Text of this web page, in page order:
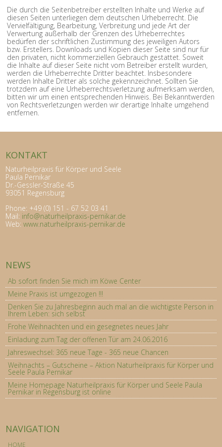
Die durch die Seitenbetreiber erstellten Inhalte und Werke auf
diesen Seiten unterliegen dem deutschen Urheberrecht. Die
Vervielfältigung, Bearbeitung, Verbreitung und jede Art der
Verwertung außerhalb der Grenzen des Urheberrechtes
bedürfen der schriftlichen Zustimmung des jeweiligen Autors
bzw. Erstellers. Downloads und Kopien dieser Seite sind nur für
den privaten, nicht kommerziellen Gebrauch gestattet. Soweit
die Inhalte auf dieser Seite nicht vom Betreiber erstellt wurden,
werden die Urheberrechte Dritter beachtet. Insbesondere
werden Inhalte Dritter als solche gekennzeichnet. Sollten Sie
trotzdem auf eine Urheberrechtsverletzung aufmerksam werden,
bitten wir um einen entsprechenden Hinweis. Bei Bekanntwerden
von Rechtsverletzungen werden wir derartige Inhalte umgehend
entfernen.
KONTAKT
Naturheilpraxis für Körper und Seele
Paula Pernikar
Dr.-Gessler-Straße 45
93051 Regensburg
Phone: +49 (0) 151 - 67 52 03 41
Mail: info@naturheilpraxis-pernikar.de
Web:www.naturheilpraxis-pernikar.de
NEWS
Ab sofort finden Sie mich im Köwe Center
Meine Praxis ist umgezogen !!!
Denken Sie zu Jahresbeginn auch mal an die wichtigste Person in
Ihrem Leben: sich selbst
Frohe Weihnachten und ein gesegnetes neues Jahr
Einladung zum Tag der offenen Tür am 24.06.2016
Jahreswechsel: 365 neue Tage - 365 neue Chancen
Weihnachts – Gutscheine – Aktion Naturheilpraxis für Körper und
Seele Paula Pernikar
Meine Homepage Naturheilpraxis für Körper und Seele Paula
Pernikar in Regensburg ist online
NAVIGATION
Navigation
HOME